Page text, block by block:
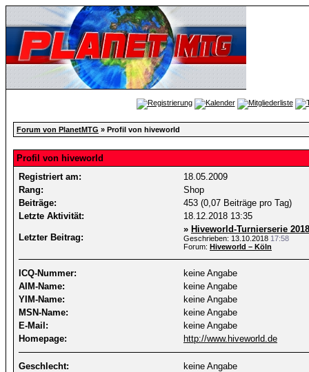
Forum von PlanetMTG » Profil von hiveworld
Profil von hiveworld
Registriert am:
18.05.2009
Rang:
Shop
Beiträge:
453 (0,07 Beiträge pro Tag)
Letzte Aktivität:
18.12.2018 13:35
Letzter Beitrag:
» Hiveworld-Turnierserie
Geschrieben: 13.10.2018 17:58
Forum: Hiveworld – Köln
ICQ-Nummer:
keine Angabe
AIM-Name:
keine Angabe
YIM-Name:
keine Angabe
MSN-Name:
keine Angabe
E-Mail:
keine Angabe
Homepage:
http://www.hiveworld.de
Geschlecht:
keine Angabe